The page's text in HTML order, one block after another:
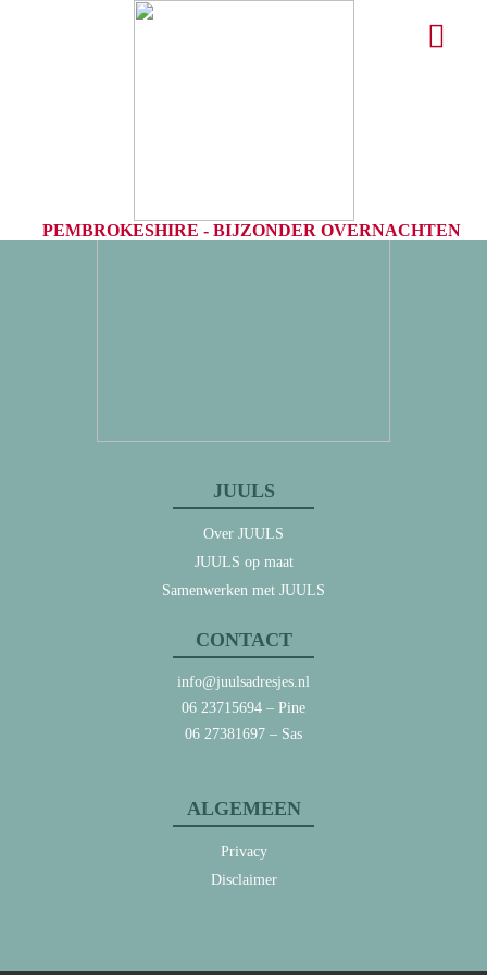
PEMBROKESHIRE - BIJZONDER OVERNACHTEN
JUULS
Over JUULS
JUULS op maat
Samenwerken met JUULS
CONTACT
info@juulsadresjes.nl
06 23715694 – Pine
06 27381697 – Sas
ALGEMEEN
Privacy
Disclaimer